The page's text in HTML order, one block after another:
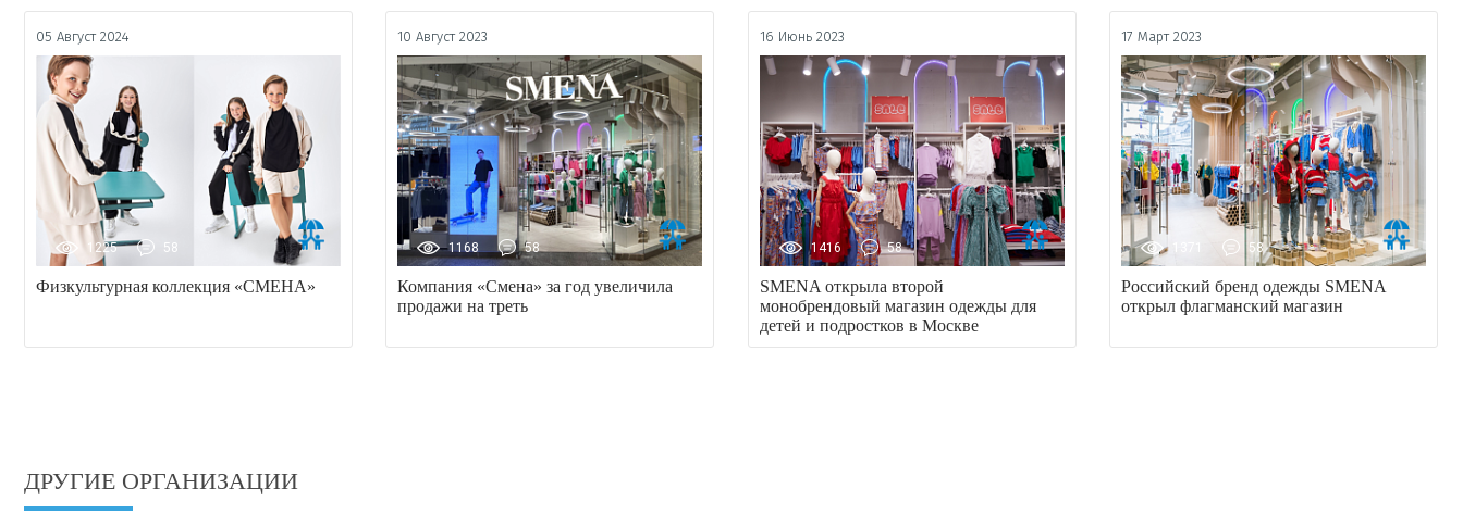
05 Август 2024
1225 58
Физкультурная коллекция «СМЕНА»
10 Август 2023
1168 58
Компания «Смена» за год увеличила
продажи на треть
16 Июнь 2023
1416 58
SMENA открыла второй
монобрендовый магазин одежды для
детей и подростков в Москве
17 Март 2023
58
Российский бренд одежды SMENA
открыл флагманский магазин
ДРУГИЕ ОРГАНИЗАЦИИ